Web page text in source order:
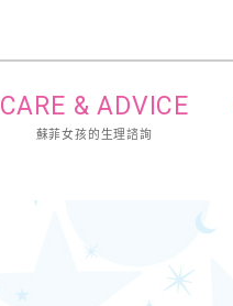
CARE & ADVICE
蘇菲女孩的生理諮詢